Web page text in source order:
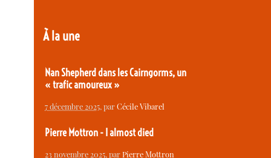
À la une
Nan Shepherd dans les Cairngorms, un
« trafic amoureux »
7 décembre 2025, parCécile Vibarel
Pierre Mottron - I almost died
23 novembre 2025, parPierre Mottron